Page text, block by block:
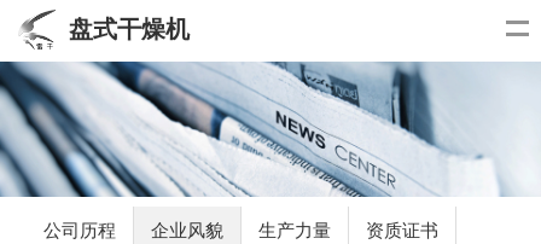
盘式干燥机
公司历程 企业风貌 生产力量 资质证书